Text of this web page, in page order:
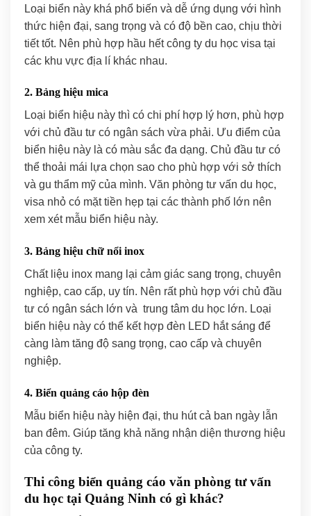
Loại biển này khá phổ biến và dễ ứng dụng với hình
thức hiện đại, sang trọng và có độ bền cao, chịu thời
tiết tốt. Nên phù hợp hầu hết công ty du học visa tại
các khu vực địa lí khác nhau.
2. Bảng hiệu mica
Loại biển hiệu này thì có chi phí hợp lý hơn, phù hợp
với chủ đầu tư có ngân sách vừa phải. Ưu điểm của
biển hiệu này là có màu sắc đa dạng. Chủ đầu tư có
thể thoải mái lựa chọn sao cho phù hợp với sở thích
và gu thẩm mỹ của mình. Văn phòng tư vấn du học,
visa nhỏ có mặt tiền hẹp tại các thành phố lớn nên
xem xét mẫu biển hiệu này.
3. Bảng hiệu chữ nổi inox
Chất liệu inox mang lại cảm giác sang trọng, chuyên
nghiệp, cao cấp, uy tín. Nên rất phù hợp với chủ đầu
tư có ngân sách lớn và trung tâm du học lớn. Loại
biển hiệu này có thể kết hợp đèn LED hắt sáng để
càng làm tăng độ sang trọng, cao cấp và chuyên
nghiệp.
4. Biển quảng cáo hộp đèn
Mẫu biển hiệu này hiện đại, thu hút cả ban ngày lẫn
ban đêm. Giúp tăng khả năng nhận diện thương hiệu
của công ty.
Thi công biển quảng cáo văn phòng tư vấn
du học tại Quảng Ninh có gì khác?